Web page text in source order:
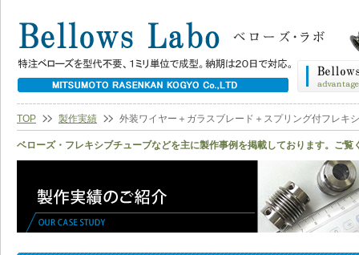
TOP 製作実績 外装ワイヤー＋ガラスブレード＋スプリング付フレキ
ベローズ・フレキシブチューブなどを主に製作事例を掲載しております。ご覧